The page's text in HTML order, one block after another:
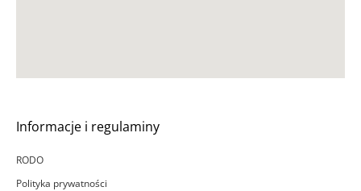
Informacje i regulaminy
RODO
Polityka prywatności